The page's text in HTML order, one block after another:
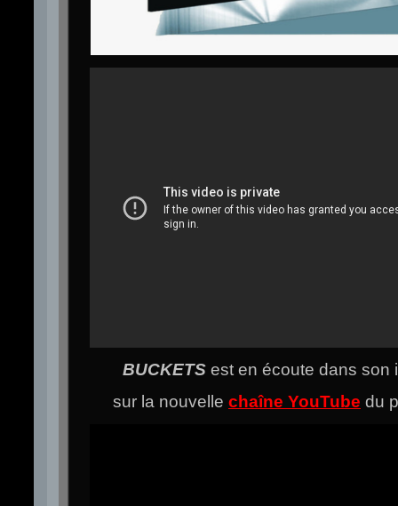
BUCKETSest en écoute dans son
sur la nouvelle chaîne YouTube du